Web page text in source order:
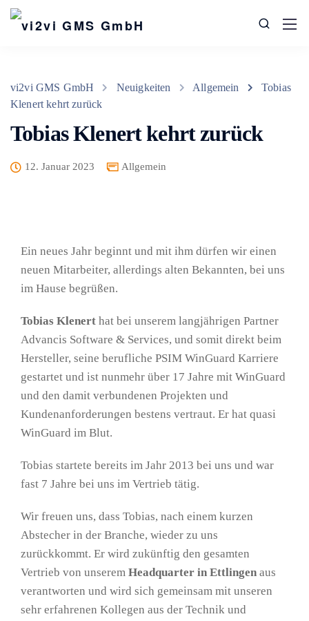
vi2vi GMS GmbH Neuigkeiten Allgemein
Tobias
Klenert kehrt zurück
Tobias Klenert kehrt zurück
12. Januar 2023 Allgemein
Ein neues Jahr beginnt und mit ihm dürfen wir einen
neuen Mitarbeiter, allerdings alten Bekannten, bei uns
im Hause begrüßen.
Tobias Klenert hat bei unserem langjährigen Partner
Advancis Software & Services, und somit direkt beim
Hersteller, seine berufliche PSIM WinGuard Karriere
gestartet und ist nunmehr über 17 Jahre mit WinGuard
und den damit verbundenen Projekten und
Kundenanforderungen bestens vertraut. Er hat quasi
WinGuard im Blut.
Tobias startete bereits im Jahr 2013 bei uns und war
fast 7 Jahre bei uns im Vertrieb tätig.
Wir freuen uns, dass Tobias, nach einem kurzen
Abstecher in der Branche, wieder zu uns
zurückkommt. Er wird zukünftig den gesamten
Vertrieb von unserem Headquarter in Ettlingen aus
verantworten und wird sich gemeinsam mit unseren
sehr erfahrenen Kollegen aus der Technik und